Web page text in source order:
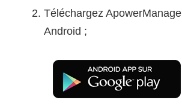
Téléchargez
Android ;